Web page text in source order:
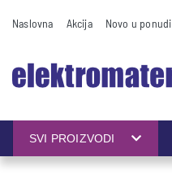
Naslovna Akcija Novo u ponudi
SVI PROIZVODI